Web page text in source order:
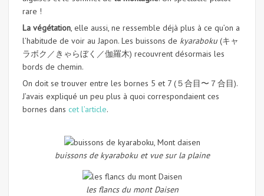
rare !
La végétation, elle aussi, ne ressemble déjà plus à ce qu’on a
l’habitude de voir au Japon. Les buissons de kyaraboku (キャ
ラボク／きゃらぼく／伽羅木) recouvrent désormais les
bords de chemin.
On doit se trouver entre les bornes 5 et 7 (５合目〜７合目).
J’avais expliqué un peu plus à quoi correspondaient ces
bornes dans cet l’article.
buissons de kyaraboku et vue sur la plaine
les flancs du mont Daisen